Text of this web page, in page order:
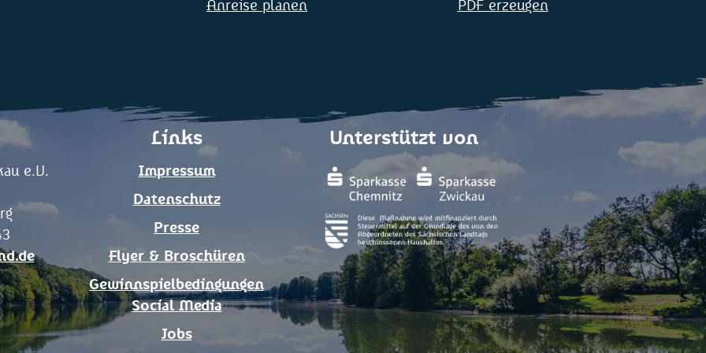
Anreise planen PDF erzeugen
e.V.
Links
Impressum
Datenschutz
Presse
Flyer & Broschüren
Gewinnspielbedingungen
Social Media
Jobs
Unterstützt von